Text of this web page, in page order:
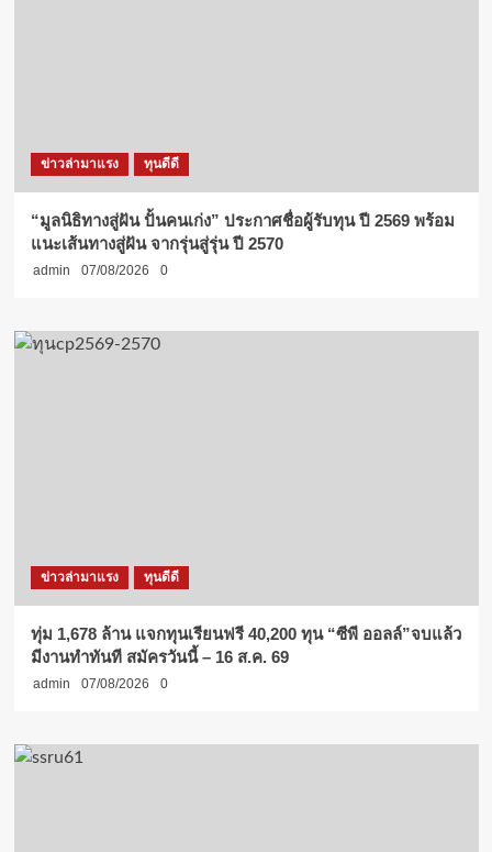
ข่าวล่ามาแรง ทุนดีดี
“มูลนิธิทางสู่ฝัน ปั้นคนเก่ง” ประกาศชื่อผู้รับทุน ปี 2569 พร้อม
แนะเส้นทางสู่ฝัน จากรุ่นสู่รุ่น ปี 2570
admin 07/08/2026 0
ข่าวล่ามาแรง ทุนดีดี
ทุ่ม 1,678 ล้าน แจกทุนเรียนฟรี 40,200 ทุน “ซีพี ออลล์”จบแล้ว
มีงานทำทันที สมัครวันนี้ – 16 ส.ค. 69
admin 07/08/2026 0